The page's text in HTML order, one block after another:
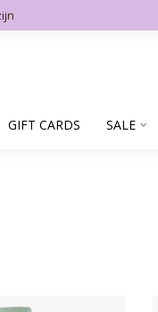
GIFT CARDS SALE